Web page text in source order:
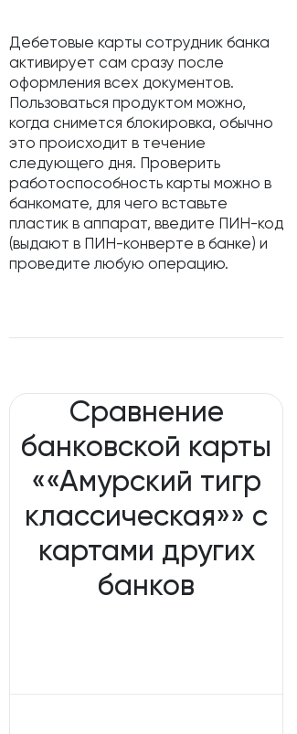
Дебетовые карты сотрудник банка
активирует сам сразу после
оформления всех документов.
Пользоваться продуктом можно,
когда снимется блокировка, обычно
это происходит в течение
следующего дня. Проверить
работоспособность карты можно в
банкомате, для чего вставьте
пластик в аппарат, введите ПИН-код
(выдают в ПИН-конверте в банке) и
проведите любую операцию.
Сравнение
банковской карты
««Амурский тигр
классическая»» с
картами других
банков